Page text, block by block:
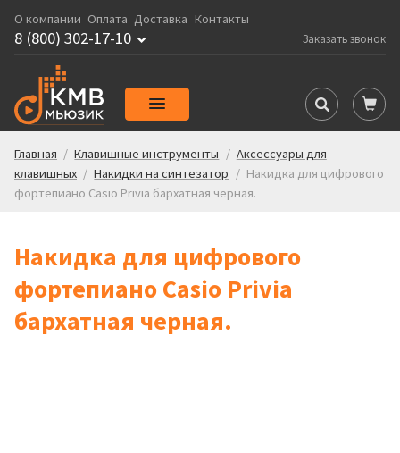
О компании Оплата Доставка Контакты
Заказать звонок
8 (800) 302-17-10
Главная / Клавишные инструменты / Аксессуары для
клавишных / Накидки на синтезатор / Накидка для цифрового
фортепиано Casio Privia бархатная черная.
Накидка для цифрового
фортепиано Casio Privia
бархатная черная.